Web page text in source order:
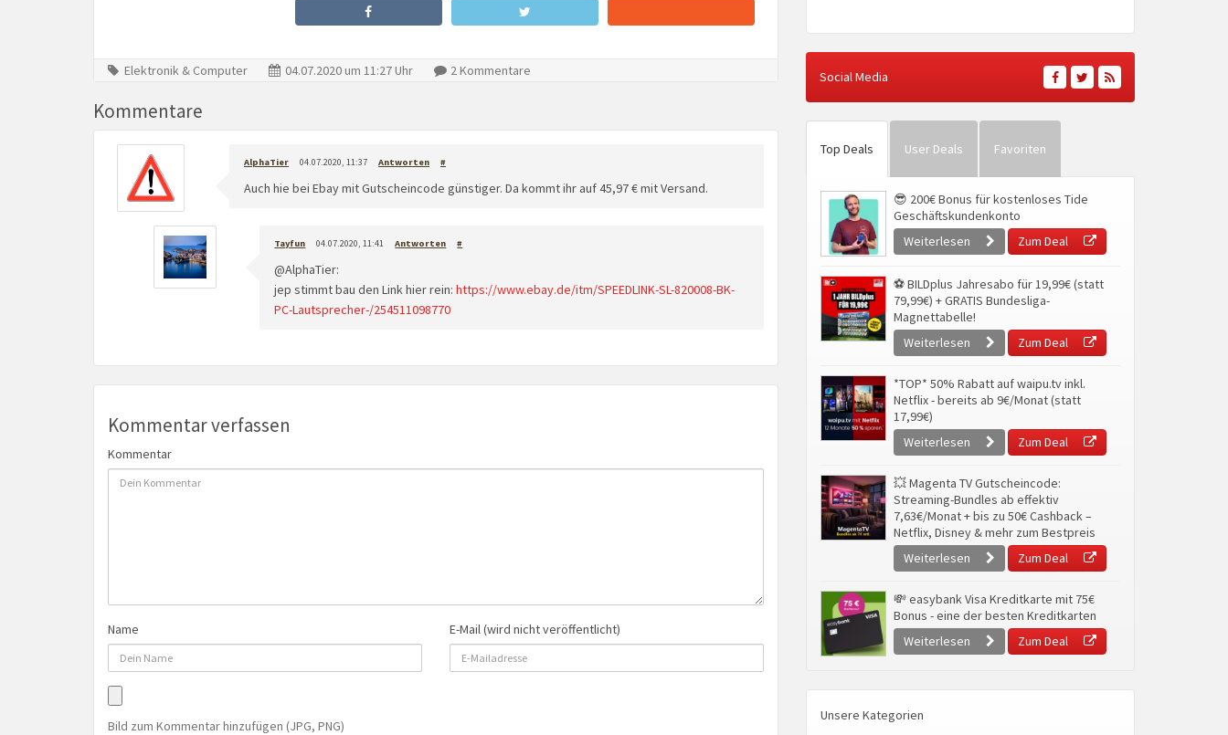
Elektronik & Computer 04.07.2020 um 11:27 Uhr 2 Kommentare
Kommentare
AlphaTier 04.07.2020, 11:37 Antworten #
Auch hie bei Ebay mit Gutscheincode günstiger. Da kommt ihr auf 45,97 € mit Versand.
Tayfun 04.07.2020, 11:41 Antworten #
@AlphaTier:
jep stimmt bau den Link hier rein:https://www.ebay.de/itm/SPEEDLINK-SL-820008-BK-
PC-Lautsprecher-/254511098770
Kommentar verfassen
Kommentar
Name E-Mail (wird nicht veröffentlicht)
Bild zum Kommentar hinzufügen (JPG, PNG)
Social Media
Top Deals User Deals Favoriten
😎 200€ Bonus für kostenloses Tide
Geschäftskundenkonto
Weiterlesen
Zum Deal
⚽ BILDplus Jahresabo für 19,99€ (statt
79,99€) + GRATIS Bundesliga-
Magnettabelle!
Weiterlesen
Zum Deal
*TOP* 50% Rabatt auf waipu.tv inkl.
Netflix - bereits ab 9€/Monat (statt
17,99€)
Weiterlesen
Zum Deal
💥 Magenta TV Gutscheincode:
Streaming-Bundles ab effektiv
7,63€/Monat + bis zu 50€ Cashback –
Netflix, Disney & mehr zum Bestpreis
Weiterlesen
Zum Deal
💸 easybank Visa Kreditkarte mit 75€
Bonus - eine der besten Kreditkarten
Weiterlesen
Zum Deal
Unsere Kategorien